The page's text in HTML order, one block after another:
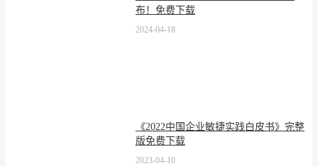
布！免费下载
2024-04-18
《2022中国企业敏捷实践白皮书》完整
版免费下载
2023-04-10